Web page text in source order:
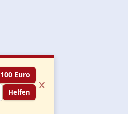
100 Euro
Helfen
x